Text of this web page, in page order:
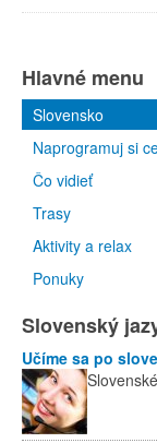
Hlavné menu
Slovensko
Naprogramuj si
Čo vidieť
Trasy
Aktivity a relax
Ponuky
Slovenský
Učíme sa po